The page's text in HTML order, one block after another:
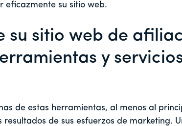
eficazmente su sitio web.
su sitio web de
y
de estas herramientas, al menos al
de sus esfuerzos de marketing.